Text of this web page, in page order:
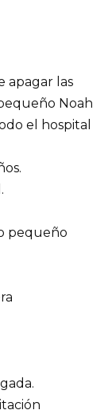
apagar las
Noah
el hospital
pequeño